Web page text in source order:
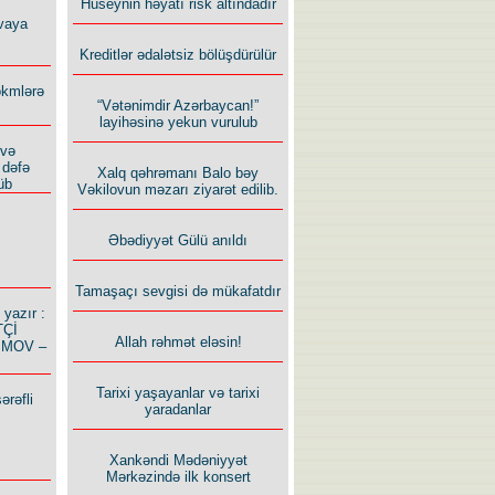
:
–
Hüseynin həyatı risk altındadır
Kreditlər ədalətsiz bölüşdürülür
“Vətənimdir Azərbaycan!”
layihəsinə yekun vurulub
Xalq qəhrəmanı Balo bəy
Vəkilovun məzarı ziyarət edilib.
Əbədiyyət Gülü anıldı
Tamaşaçı sevgisi də mükafatdır
Allah rəhmət eləsin!
Tarixi yaşayanlar və tarixi
yaradanlar
Xankəndi Mədəniyyət
Mərkəzində ilk konsert